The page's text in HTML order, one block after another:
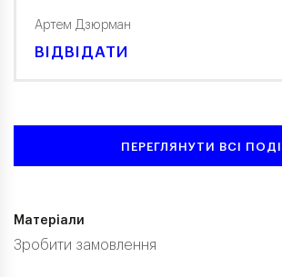
Артем Дзюрман
ВІДВІДАТИ
ПЕРЕГЛЯНУТИ ВСІ ПОДІЇ
Матеріали
Зробити замовлення